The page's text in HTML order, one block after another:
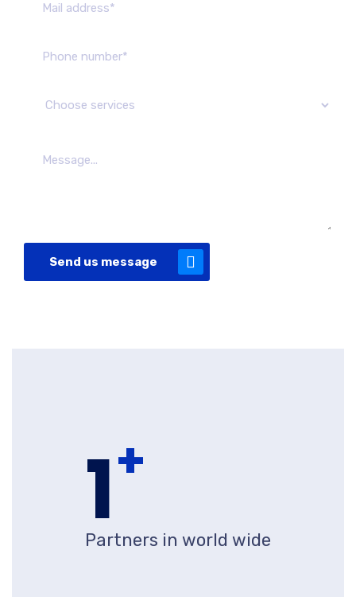
Send us message
1+
Partners in world wide